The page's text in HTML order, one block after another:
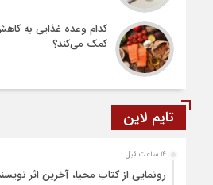
کدام وعده غذایی به
کمک می‌کند؟
تایم لاین
14 ساعت قبل
رونمایی از کتاب محیا، آخرین اثر